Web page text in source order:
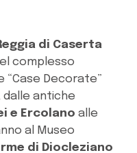
di Caserta
complesso
“Case Decorate”
dalle antiche
e Ercolano alle
al Museo
di Diocleziano